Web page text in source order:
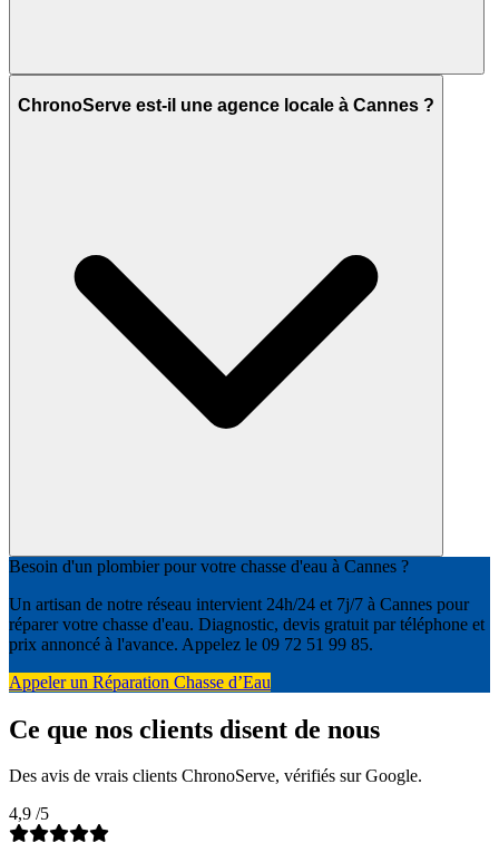
ChronoServe est-il une agence locale à Cannes ?
Besoin d'un plombier pour votre chasse d'eau à Cannes ?
Un artisan de notre réseau intervient 24h/24 et 7j/7 à Cannes pour
réparer votre chasse d'eau. Diagnostic, devis gratuit par téléphone et
prix annoncé à l'avance. Appelez le 09 72 51 99 85.
Appeler un Réparation Chasse d’Eau
Ce que nos clients disent de nous
Des avis de vrais clients ChronoServe, vérifiés sur Google.
4,9 /5